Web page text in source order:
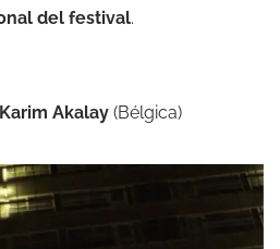
del festival.
Karim Akalay (Bélgica)